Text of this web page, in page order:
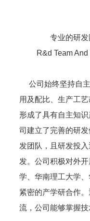
专业的研
R&d Team
公司始终坚持自主
用及配比、生产工
形成了具有自主知
司建立了完善的研
发团队，且研发投
发。公司积极对外
学、华南理工大学
紧密的产学研合作
流，公司能够掌握技